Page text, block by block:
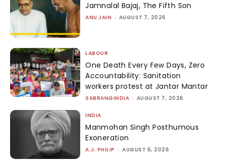
Jamnalal Bajaj, The Fifth Son
ANU JAIN - AUGUST 7, 2026
LABOUR
One Death Every Few Days, Zero
Accountability: Sanitation
workers protest at Jantar Mantar
SABRANGINDIA - AUGUST 7, 2026
INDIA
Manmohan Singh Posthumous
Exoneration
A.J. PHILIP - AUGUST 6, 2026